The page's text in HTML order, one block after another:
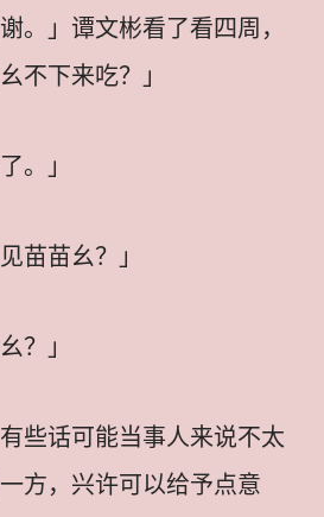
。」谭文彬看了看四周，
不下来吃？」
。」
苗苗幺？」
？」
有些话可能当事人来说不太
方，兴许可以给予点意